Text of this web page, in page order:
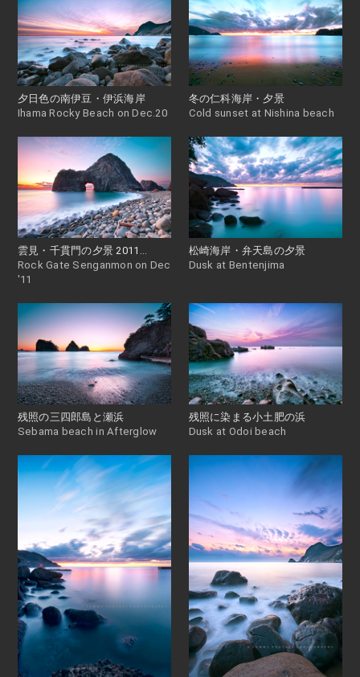
夕日色の南伊豆・伊浜海岸
Ihama Rocky Beach on Dec.20
冬の仁科海岸・夕景
Cold sunset at Nishina beach
雲見・千貫門の夕景 2011...
Rock Gate Senganmon on Dec
'11
松崎海岸・弁天島の夕景
Dusk at Bentenjima
残照の三四郎島と瀬浜
Sebama beach in Afterglow
残照に染まる小土肥の浜
Dusk at Odoi beach